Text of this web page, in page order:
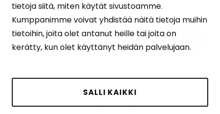
tietoja siitä, miten käytät sivustoamme.
Kumppanimme voivat yhdistää näitä tietoja muihin
tietoihin, joita olet antanut heille tai joita on
kerätty, kun olet käyttänyt heidän palvelujaan.
SALLI KAIKKI
Suojattu Google reCAPTCHA:lla. Luetietosuojaseloste
jakäyttöehdot.
Muokkaa evästeasetuksia